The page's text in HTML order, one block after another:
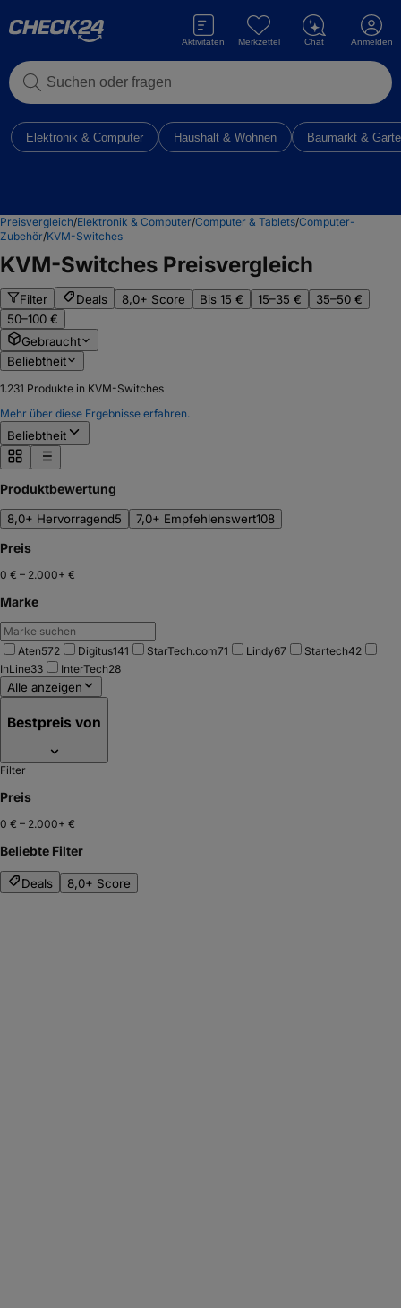
Suchen oder fragen
Aktivitäten Merkzettel Chat Anmelden
Elektronik & Computer Haushalt & Wohnen Baumarkt &
Preisvergleich/Elektronik & Computer/Computer & Tablets/Computer-
Zubehör/KVM-Switches
KVM-Switches Preisvergleich
Filter Deals 8,0+ Score Bis 15 € 15–35 €
35–50 €
50–100 €
Gebraucht
Beliebtheit
1.231 Produkte in KVM-Switches
Mehr über diese Ergebnisse erfahren.
Beliebtheit
Produktbewertung
8,0+ Hervorragend5 7,0+ Empfehlenswert108
Preis
0 € – 2.000+ €
Marke
Aten572 Digitus141 StarTech.com71 Lindy67 Startech42
InLine33 InterTech28
Alle anzeigen
Bestpreis von
Filter
Preis
0 € – 2.000+ €
Beliebte Filter
Deals 8,0+ Score